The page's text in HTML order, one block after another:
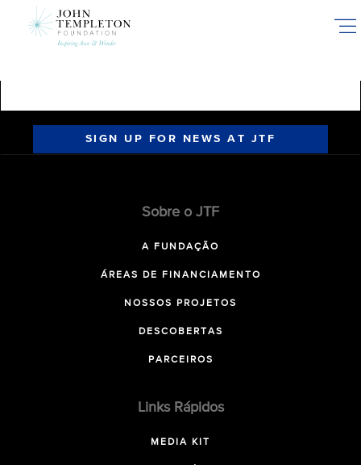
SIGN UP FOR NEWS AT JTF
Sobre o JTF
A FUNDAÇÃO
ÁREAS DE FINANCIAMENTO
NOSSOS PROJETOS
DESCOBERTAS
PARCEIROS
Links Rápidos
MEDIA KIT